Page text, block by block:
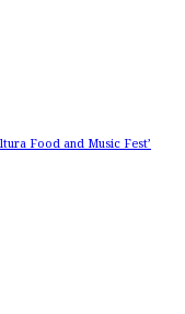
Food and Music Fest’